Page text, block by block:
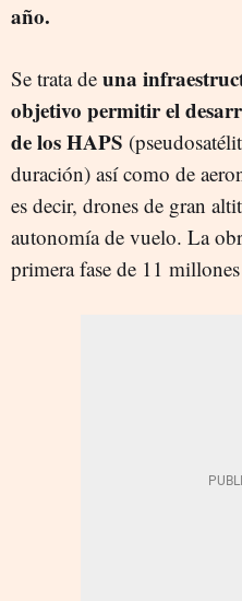
año.
Se trata de una
objetivo permitir el
de los HAPS
duración) así como de
es decir, drones de gran
autonomía de vuelo. La
primera fase de 11